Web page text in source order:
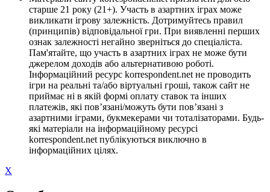
старше 21 року (21+). Участь в азартних іграх може
викликати ігрову залежність. Дотримуйтесь правил
(принципів) відповідальної гри. При виявленні перших
ознак залежності негайно зверніться до спеціаліста.
Пам'ятайте, що участь в азартних іграх не може бути
джерелом доходів або альтернативою роботі.
Інформаційний ресурс korrespondent.net не проводить
ігри на реальні та/або віртуальні гроші, також сайт не
приймає ні в якій формі оплату ставок та інших
платежів, які пов’язані/можуть бути пов’язані з
азартними іграми, букмекерами чи тоталізаторами. Будь-
які матеріали на інформаційному ресурсі
korrespondent.net публікуються виключно в
інформаційних цілях.
X